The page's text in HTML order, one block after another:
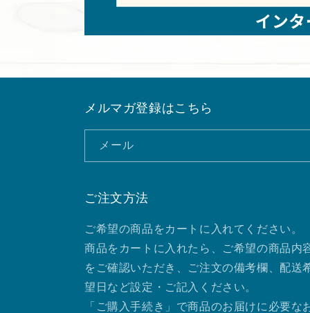
メルマガ登録はこちら
メール
ご注文方法
ご希望の商品をカートに入れてください。
商品をカートに入れたら、ご希望の商品内
をご確認いただき、ご注文の備考欄、配送
望日など設定・ご記入ください。
「ご購入手続き」で商品のお届けに必要な